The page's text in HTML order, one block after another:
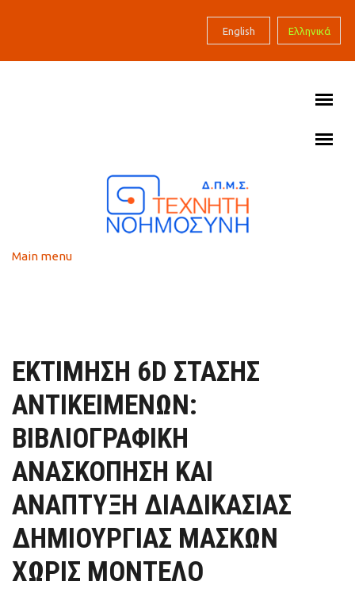
English Ελληνικά
Main menu
ΕΚΤΊΜΗΣΗ 6D ΣΤΆΣΗΣ
ΑΝΤΙΚΕΙΜΈΝΩΝ:
ΒΙΒΛΙΟΓΡΑΦΙΚΉ
ΑΝΑΣΚΌΠΗΣΗ ΚΑΙ
ΑΝΆΠΤΥΞΗ ΔΙΑΔΙΚΑΣΊΑΣ
ΔΗΜΙΟΥΡΓΊΑΣ ΜΑΣΚΏΝ
ΧΩΡΊΣ ΜΟΝΤΈΛΟ